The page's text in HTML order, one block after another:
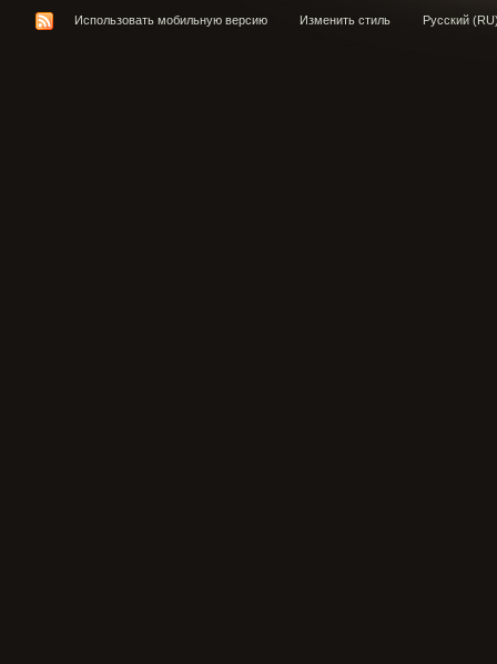
Использовать мобильную версию Изменить стиль Русский